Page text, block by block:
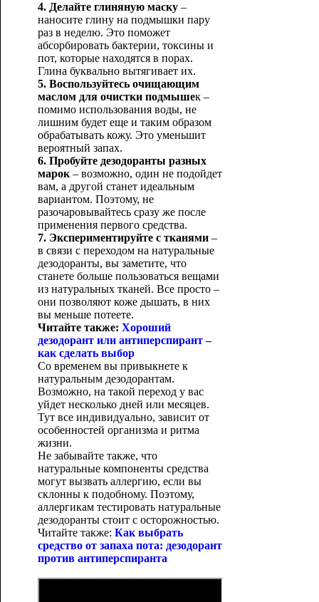
4. Делайте глиняную маску–
наносите глину на подмышки пару
раз в неделю. Это поможет
абсорбировать бактерии, токсины и
пот, которые находятся в порах.
Глина буквально вытягивает их.
5. Воспользуйтесь очищающим
маслом для очистки подмышек –
помимо использования воды, не
лишним будет еще и таким образом
обрабатывать кожу. Это уменьшит
вероятный запах.
6. Пробуйте дезодоранты разных
марок– возможно, один не подойдет
вам, а другой станет идеальным
вариантом. Поэтому, не
разочаровывайтесь сразу же после
применения первого средства.
7. Экспериментируйте с тканями–
в связи с переходом на натуральные
дезодоранты, вы заметите, что
станете больше пользоваться вещами
из натуральных тканей. Все просто –
они позволяют коже дышать, в них
вы меньше потеете.
Читайте также: Хороший
дезодорант или антиперспирант –
как сделать выбор
Со временем вы привыкнете к
натуральным дезодорантам.
Возможно, на такой переход у вас
уйдет несколько дней или месяцев.
Тут все индивидуально, зависит от
особенностей организма и ритма
жизни.
Не забывайте также, что
натуральные компоненты средства
могут вызвать аллергию, если вы
склонны к подобному. Поэтому,
аллергикам тестировать натуральные
дезодоранты стоит с осторожностью.
Читайте также: Как выбрать
средство от запаха пота: дезодорант
против антиперспиранта